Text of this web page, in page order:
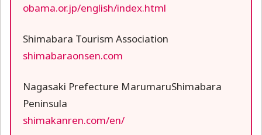
obama.or.jp/english/index.html
Shimabara Tourism Association
shimabaraonsen.com
Nagasaki Prefecture MarumaruShimabara
Peninsula
shimakanren.com/en/